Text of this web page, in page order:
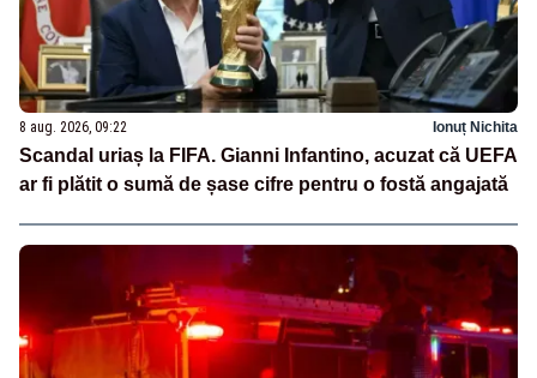
8 aug. 2026, 09:22 Ionuț Nichita
Scandal uriaș la FIFA. Gianni Infantino, acuzat că UEFA
ar fi plătit o sumă de șase cifre pentru o fostă angajată